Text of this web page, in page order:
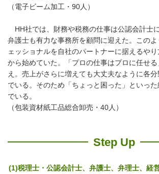
（電子ビーム加工・90人）
HH社では、財務や税務の仕事は公認会計士
弁護士も有力な事務所を顧問に迎えた。この
ェッショナルを自社のパートナーに据えるや
から始めていた。「プロの仕事はプロに任せ
え。売上がさらに増えても大丈夫なように各
でいる。そのため「ちょっと困った」といっ
でいる。
（包装資材紙工品総合卸売・40人）
Step Up
(1)税理士・公認会計士、弁護士、弁理士、経